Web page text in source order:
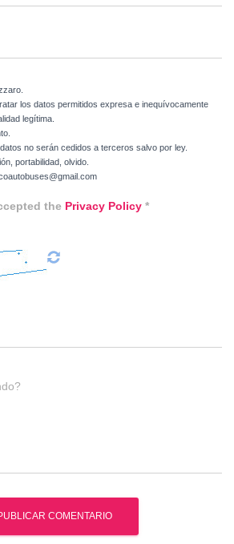
los datos permitidos expresa e inequívocamente
legítima.
no serán cedidos a terceros salvo por ley.
portabilidad, olvido.
the Privacy Policy *